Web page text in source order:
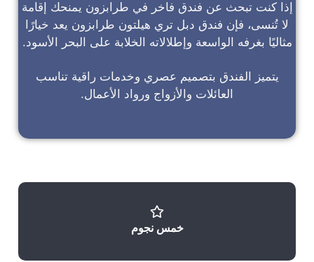
إذا كنت تبحث عن فندق فاخر في طرابزون يمنحك إقامة
لا تُنسى، فإن فندق دبل تري هيلتون طرابزون يعد خيارًا
مثاليًا بغرفه الواسعة وإطلالاته الخلابة على البحر الأسود.
يتميز الفندق بتصميم عصري وخدمات راقية تناسب
العائلات والأزواج ورواد الأعمال.
خمس نجوم